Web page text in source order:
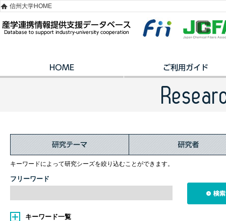
信州大学HOME
キーワードによって研究シーズを絞り込むことができます。
フリーワード
キーワード一覧